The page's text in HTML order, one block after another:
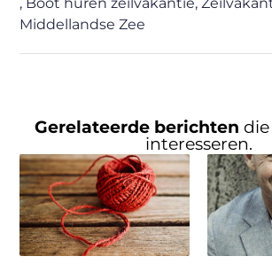
Middellandse Zee
Gerelateerde berichten
interesseren.